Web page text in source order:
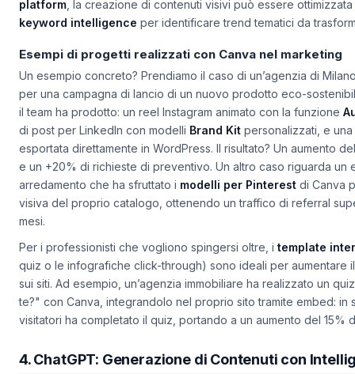
un’arma in più per le strategie di outreach. Infine, per i team
platform , la creazione di contenuti visivi può essere
Esempi di progetti realizzati con Canva nel marketing
Un esempio concreto? Prendiamo il caso di un’agenzia di
per una campagna di lancio di un nuovo prodotto eco-
il team ha prodotto: un reel Instagram animato con la funzione
di post per LinkedIn con modelliBrand Kitpersonalizzati, e
esportata direttamente in WordPress. Il risultato? Un aumento
e un +20% di richieste di preventivo. Un altro caso riguarda un
arredamento che ha sfruttato imodelli per Pinterestdi Canva
visiva del proprio catalogo, ottenendo un traffico di referral
mesi.
Per i professionisti che vogliono spingersi oltre, itemplate
quiz o le infografiche click-through) sono ideali per aumentare
sui siti. Ad esempio, un’agenzia immobiliare ha realizzato un
te?" con Canva, integrandolo nel proprio sito tramite embed: in